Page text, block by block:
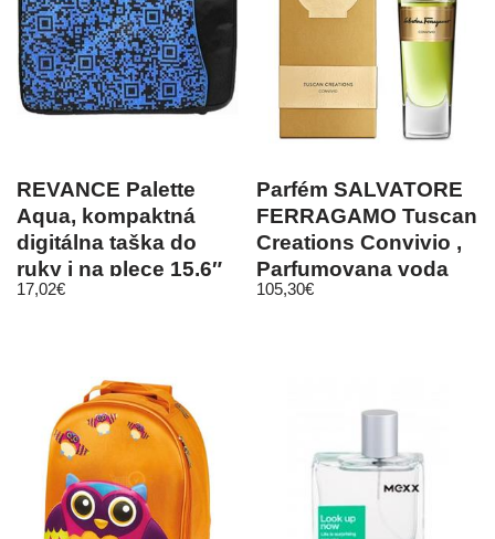
REVANCE Palette
Aqua, kompaktná
digitálna taška do
ruky i na plece 15,6″
a…
17,02€
Parfém SALVATORE
FERRAGAMO Tuscan
Creations Convivio ,
Parfumovana voda
100 ml unisex
105,30€